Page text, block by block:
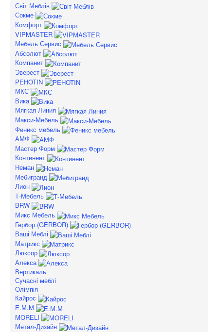
Світ Меблів
Сокме
Комфорт
VIPMASTER
Мебель Сервис
Абсолют
Компанит
Эверест
PEHOTIN
МКС
Вика
Мягкая Линия
Макси-Мебель
Феникс мебель
АМФ
Мастер Форм
Континент
Неман
Мебигранд
Лион
Т-Мебель
BRW
Микс Мебель
Гербор (GERBOR)
Ваші Меблі
Матрикс
Люксор
Алекса
Вертикаль
Сучасні меблі
Олімпія
Кайрос
Е.М.М
MORELI
Метал-Дизайн